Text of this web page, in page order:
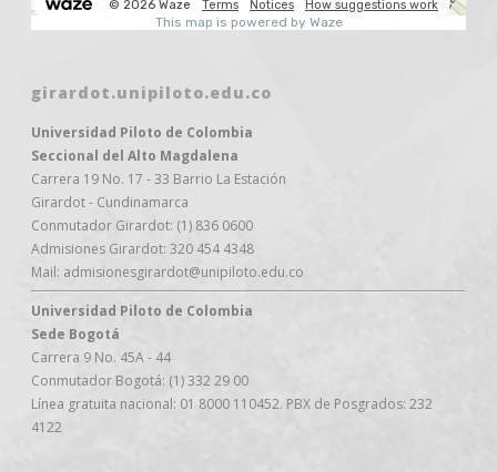
girardot.unipiloto.edu.co
Universidad Piloto de Colombia
Seccional del Alto Magdalena
Carrera 19 No. 17 - 33 Barrio La Estación
Girardot - Cundinamarca
Conmutador Girardot: (1) 836 0600
Admisiones Girardot: 320 454 4348
Mail: admisionesgirardot@unipiloto.edu.co
Universidad Piloto de Colombia
Sede Bogotá
Carrera 9 No. 45A - 44
Conmutador Bogotá: (1) 332 29 00
Línea gratuita nacional: 01 8000 110452. PBX de Posgrados: 232
4122